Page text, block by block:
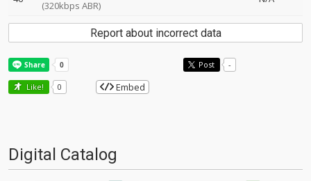
(320kbps ABR)
Report about incorrect data
Post -
Like! 0 Embed
Digital Catalog